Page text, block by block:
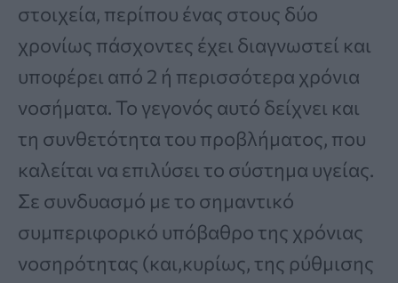
στοιχεία, περίπου ένας στους δύο
χρονίως πάσχοντες έχει διαγνωστεί και
υποφέρει από 2 ή περισσότερα χρόνια
νοσήματα. Το γεγονός αυτό δείχνει και
τη συνθετότητα του προβλήματος, που
καλείται να επιλύσει το σύστημα υγείας.
Σε συνδυασμό με το σημαντικό
συμπεριφορικό υπόβαθρο της χρόνιας
νοσηρότητας (και,κυρίως, της ρύθμισης